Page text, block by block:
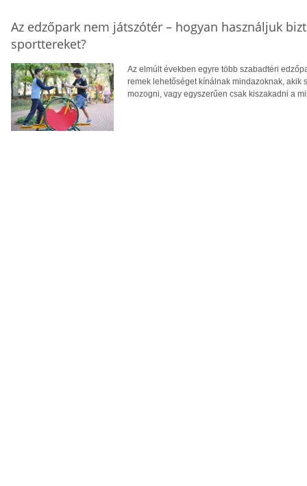
Az edzőpark nem játszótér – hogyan használjuk
sporttereket?
Az elmúlt években egyre több szabadtéri
remek lehetőséget kínálnak mindazoknak,
mozogni, vagy egyszerűen csak kiszakadni a